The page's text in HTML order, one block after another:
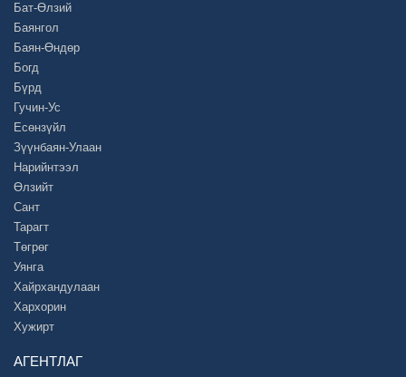
Бат-Өлзий
Баянгол
Баян-Өндөр
Богд
Бүрд
Гучин-Ус
Есөнзүйл
Зүүнбаян-Улаан
Нарийнтээл
Өлзийт
Сант
Тарагт
Төгрөг
Уянга
Хайрхандулаан
Хархорин
Хужирт
АГЕНТЛАГ